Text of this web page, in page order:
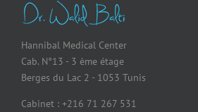
Hannibal Medical Center
Cab. N°13 - 3 ème étage
Berges du Lac 2 - 1053 Tunis
Cabinet : +216 71 267 531